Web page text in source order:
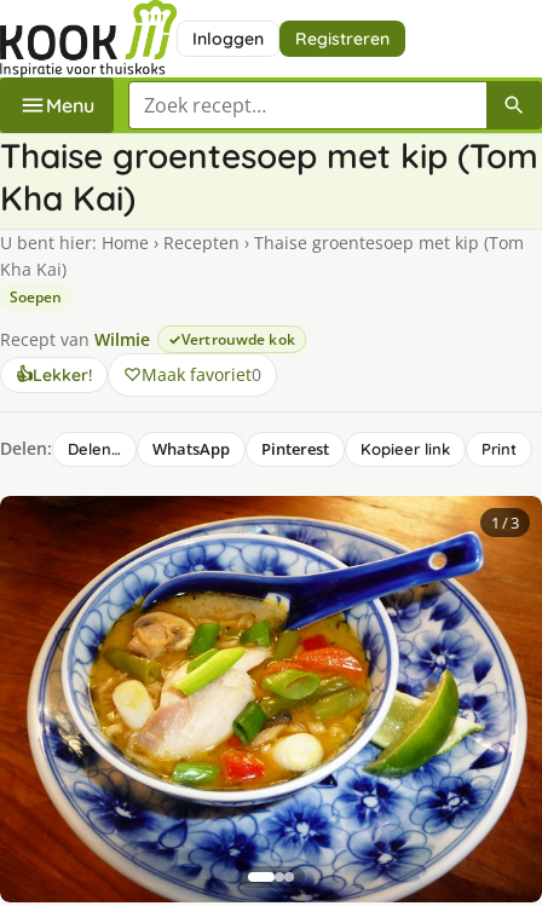
Inloggen Registreren
Menu Zoek een recept
Thaise groentesoep met kip (Tom
Kha Kai)
U bent hier: Home › Recepten › Thaise groentesoep met kip (Tom
Kha Kai)
Soepen
Recept van Wilmie Vertrouwde kok
👍Lekker! Maak favoriet0
Delen: Delen… WhatsApp Pinterest Kopieer link Print
1 / 3